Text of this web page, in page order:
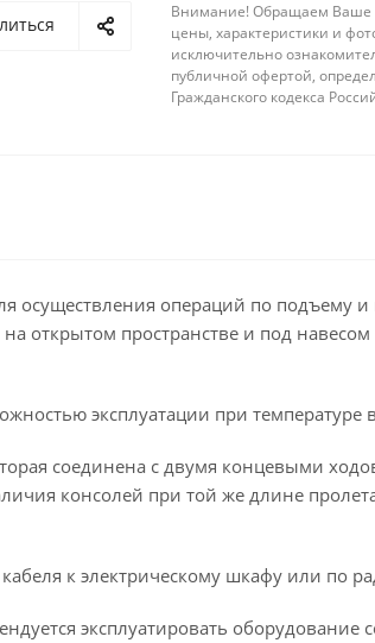
Внимание! Обращаем Ваше
цены, характеристики и
исключительно
публичной офертой,
Гражданского кодекса
осуществления операций по подъему
открытом пространстве и под
эксплуатации при температуре
соединена с двумя концевыми
консолей при той же длине
к электрическому шкафу или по
эксплуатировать оборудование